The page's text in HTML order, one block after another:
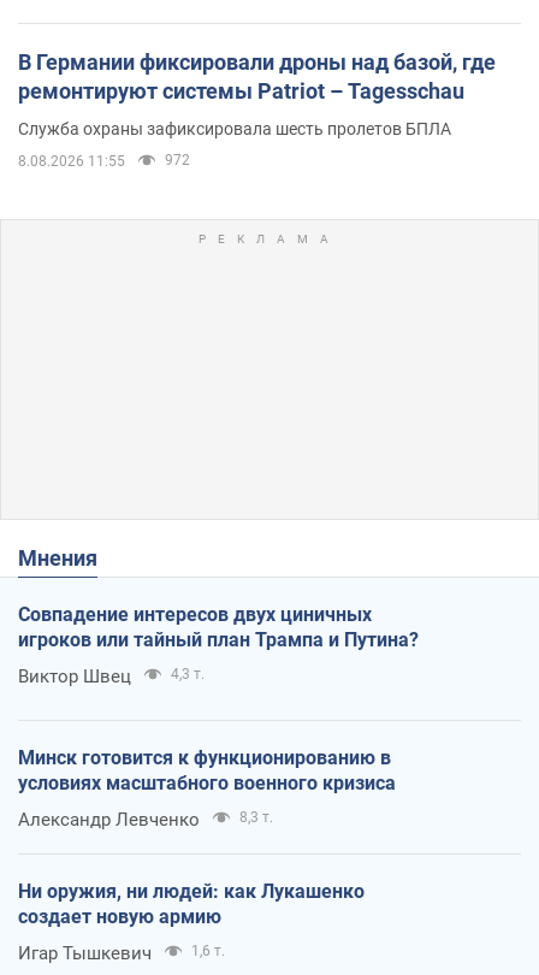
В Германии фиксировали дроны над базой, где
ремонтируют системы Patriot – Tagesschau
Служба охраны зафиксировала шесть пролетов БПЛА
8.08.2026 11:55 972
Мнения
Совпадение интересов двух циничных
игроков или тайный план Трампа и Путина?
Виктор Швец 4,3 т.
Минск готовится к функционированию в
условиях масштабного военного кризиса
Александр Левченко 8,3 т.
Ни оружия, ни людей: как Лукашенко
создает новую армию
Игар Тышкевич 1,6 т.